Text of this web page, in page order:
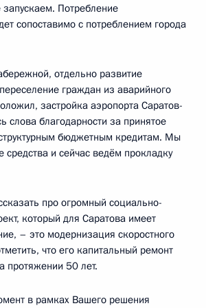
Потребление
сопоставимо с потреблением города
отдельно развитие
граждан из аварийного
застройка аэропорта Саратов-
слова благодарности за принятое
бюджетным кредитам. Мы
средства и сейчас ведём прокладку
про огромный социально-
который для Саратова имеет
– это модернизация скоростного
что его капитальный ремонт
протяжении 50 лет.
в рамках Вашего решения